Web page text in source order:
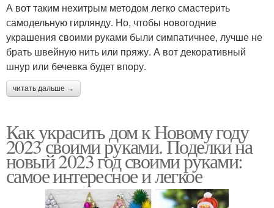
А вот таким нехитрым методом легко смастерить
самодельную гирлянду. Но, чтобы новогодние
украшения своими руками были симпатичнее, лучше не
брать швейную нить или пряжу. А вот декоративный
шнур или бечевка будет впору.
читать дальше →
Как украсить дом к Новому году
2023 своими руками. Поделки на
новый 2023 год своими руками:
самое интересное и легкое